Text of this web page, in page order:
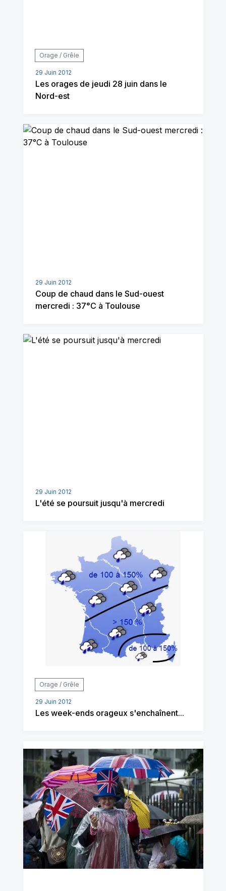
Orage / Grêle
29 Juin 2012
Les orages de jeudi 28 juin dans le
Nord-est
29 Juin 2012
Coup de chaud dans le Sud-ouest
mercredi : 37°C à Toulouse
29 Juin 2012
L'été se poursuit jusqu'à mercredi
Orage / Grêle
29 Juin 2012
Les week-ends orageux s'enchaînent...